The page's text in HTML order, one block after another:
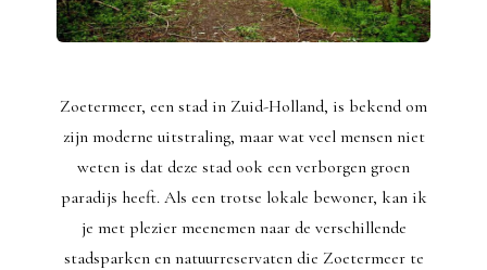
Zoetermeer, een stad in Zuid-Holland, is bekend om
zijn moderne uitstraling, maar wat veel mensen niet
weten is dat deze stad ook een verborgen groen
paradijs heeft. Als een trotse lokale bewoner, kan ik
je met plezier meenemen naar de verschillende
stadsparken en natuurreservaten die Zoetermeer te